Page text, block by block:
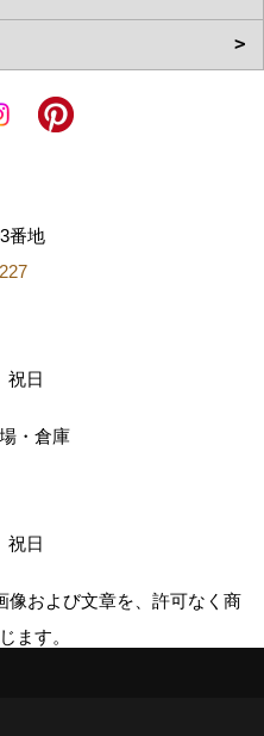
番地
祝日
・倉庫
祝日
像および文章を、許可なく商
ます。
Reserved.